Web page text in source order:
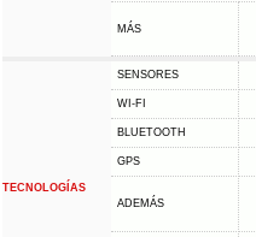
MÁS
TECNOLOGÍAS
SENSORES
WI-FI
BLUETOOTH
GPS
ADEMÁS